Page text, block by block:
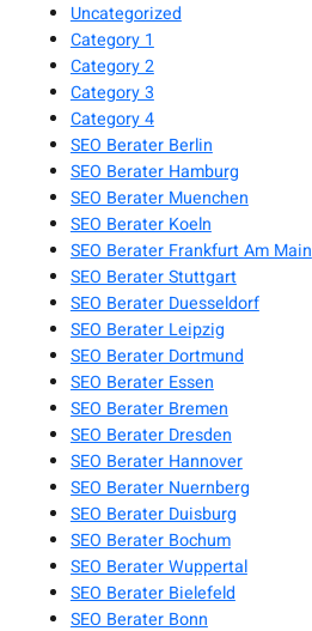
Uncategorized
Category 1
Category 2
Category 3
Category 4
SEO Berater Berlin
SEO Berater Hamburg
SEO Berater Muenchen
SEO Berater Koeln
SEO Berater Frankfurt Am Main
SEO Berater Stuttgart
SEO Berater Duesseldorf
SEO Berater Leipzig
SEO Berater Dortmund
SEO Berater Essen
SEO Berater Bremen
SEO Berater Dresden
SEO Berater Hannover
SEO Berater Nuernberg
SEO Berater Duisburg
SEO Berater Bochum
SEO Berater Wuppertal
SEO Berater Bielefeld
SEO Berater Bonn